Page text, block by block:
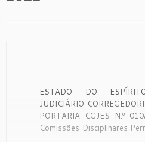
ESTADO DO
JUDICIÁRIO
PORTARIA CGJES N.º
Comissões Disciplinares